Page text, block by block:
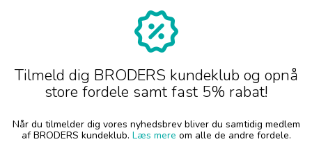
Tilmeld dig BRODERS kundeklub og opnå
store fordele samt fast 5% rabat!
Når du tilmelder dig vores nyhedsbrev bliver du samtidig medlem
af BRODERS kundeklub. Læs mere om alle de andre fordele.